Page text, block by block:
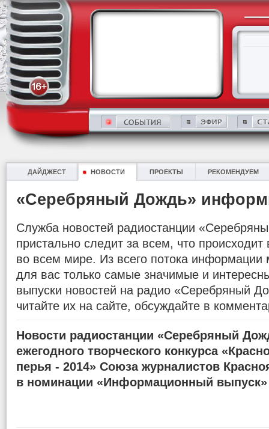
ДАЙДЖЕСТ НОВОСТИ ПРОЕКТЫ РЕКОМЕНДУЕМ
«Серебряный Дождь»
Служба новостей радиостанции
пристально следит за всем, что происходит
во всем мире. Из всего потока информации
для вас только самые значимые и
выпуски новостей на радио «Серебряный
читайте их на сайте, обсуждайте в
Новости радиостанции «Серебряный
ежегодного творческого конкурса
перья - 2014» Союза журналистов
в номинации «Информационный выпуск»